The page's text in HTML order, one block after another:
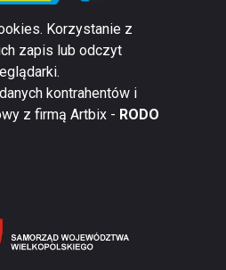
Korzystanie z
zapis lub odczyt
kontrahentów i
z firmą Artbix - RODO